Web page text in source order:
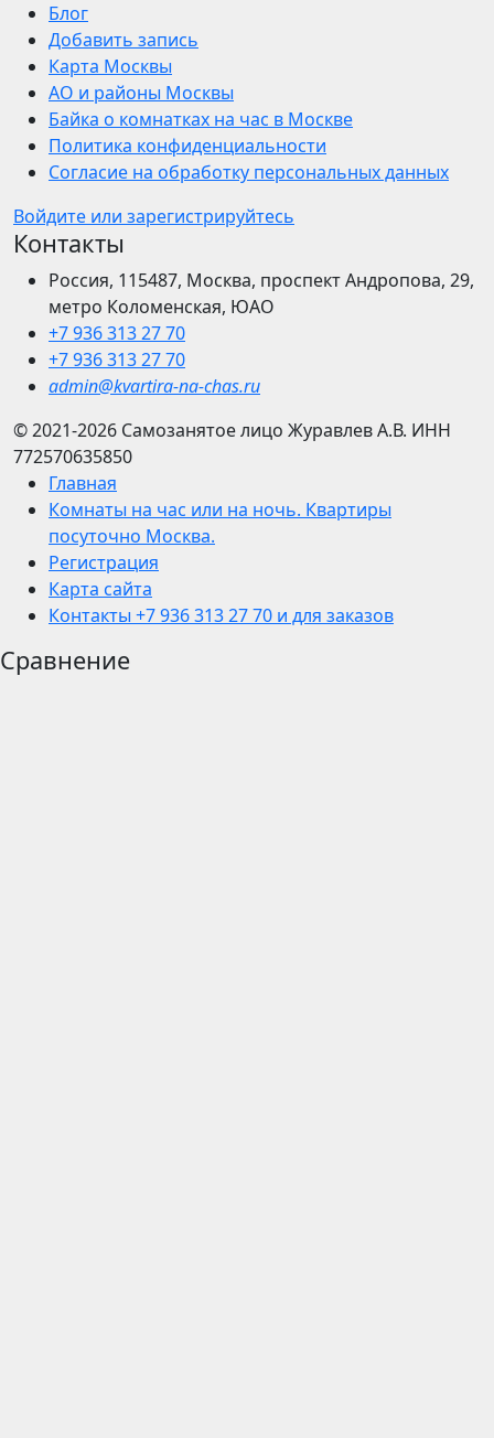
Блог
Добавить запись
Карта Москвы
АО и районы Москвы
Байка о комнатках на час в Москве
Политика конфиденциальности
Согласие на обработку персональных данных
Войдите или зарегистрируйтесь
Контакты
Россия, 115487, Москва, проспект Андропова, 29,
метро Коломенская, ЮАО
+7 936 313 27 70
+7 936 313 27 70
admin@kvartira-na-chas.ru
© 2021-2026 Самозанятое лицо Журавлев А.В. ИНН
772570635850
Главная
Комнаты на час или на ночь. Квартиры
посуточно Москва.
Регистрация
Карта сайта
Контакты +7 936 313 27 70 и для заказов
Сравнение